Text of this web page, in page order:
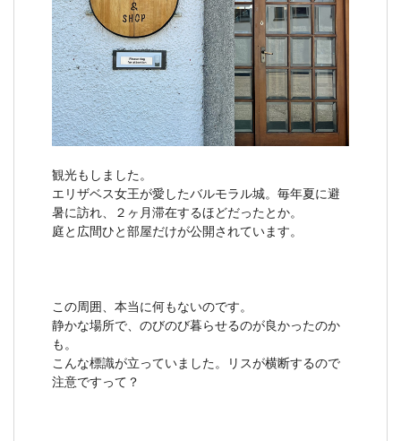
観光もしました。
エリザベス女王が愛したバルモラル城。毎年夏に避
暑に訪れ、２ヶ月滞在するほどだったとか。
庭と広間ひと部屋だけが公開されています。
この周囲、本当に何もないのです。
静かな場所で、のびのび暮らせるのが良かったのか
も。
こんな標識が立っていました。リスが横断するので
注意ですって？